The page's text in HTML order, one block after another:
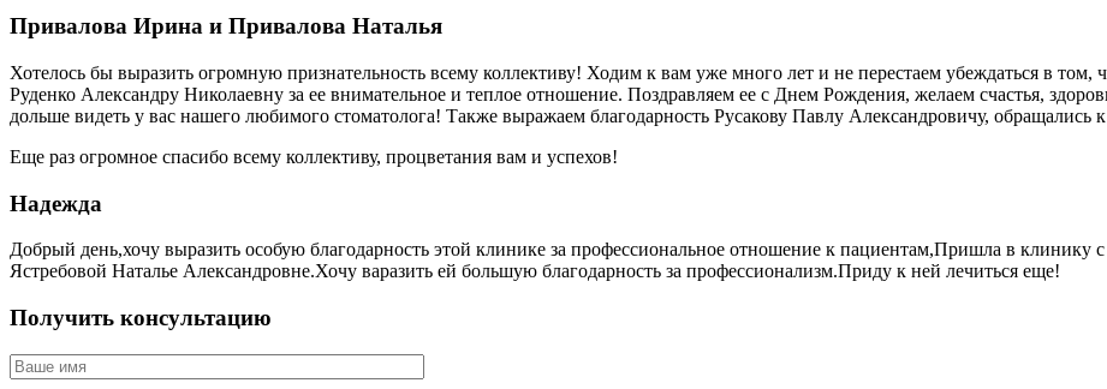
Привалова Ирина и Привалова Наталья
Хотелось бы выразить огромную признательность всему коллективу! Ходим к вам уже много лет и не перестаем убеждаться в
Руденко Александру Николаевну за ее внимательное и теплое отношение. Поздравляем ее с Днем Рождения, желаем счастья,
дольше видеть у вас нашего любимого стоматолога! Также выражаем благодарность Русакову Павлу Александровичу, обращались
Еще раз огромное спасибо всему коллективу, процветания вам и успехов!
Надежда
Добрый день,хочу выразить особую благодарность этой клинике за профессиональное отношение к пациентам,Пришла в клинику
Ястребовой Наталье Александровне.Хочу варазить ей большую благодарность за профессионализм.Приду к ней лечиться еще!
Получить консультацию